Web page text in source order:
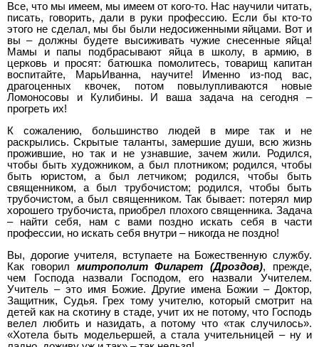
Все, что мы имеем, мы имеем от кого-то. Нас научили читать,
писать, говорить, дали в руки профессию. Если бы кто-то
этого не сделал, мы бы были недосиженными яйцами. Вот и
вы – должны будете высиживать чужие снесенные яйца!
Мамы и папы подбрасывают яйца в школу, в армию, в
церковь и просят: батюшка помолитесь, товарищ капитан
воспитайте, МарьИванна, научите! Именно из-под вас,
драгоценных квочек, потом повылупливаются новые
Ломоносовы и Кулибины. И ваша задача на сегодня –
прогреть их!
К сожалению, большинство людей в мире так и не
раскрылись. Скрытые таланты, замершие души, всю жизнь
прожившие, но так и не узнавшие, зачем жили. Родился,
чтобы быть художником, а был плотником; родился, чтобы
быть юристом, а был летчиком; родился, чтобы быть
священником, а был трубочистом; родился, чтобы быть
трубочистом, а был священником. Так бывает: потерял мир
хорошего трубочиста, приобрел плохого священника. Задача
– найти себя, нам с вами поздно искать себя в части
профессии, но искать себя внутри – никогда не поздно!
Вы, дорогие учителя, вступаете на Божественную службу.
Как говорил митрополит Филарет (Дроздов), прежде,
чем Господа назвали Господом, его назвали Учителем.
Учитель – это имя Божие. Другие имена Божии – Доктор,
Защитник, Судья. Грех тому учителю, который смотрит на
детей как на скотину в стаде, учит их не потому, что Господь
велел любить и назидать, а потому что «так случилось».
«Хотела быть модельершей, а стала учительницей – ну и